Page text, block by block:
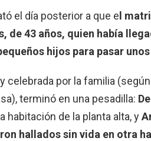
el día posterior a que el
de 43 años, quien había
hijos para pasar
celebrada por la familia
terminó en una pesadilla:
habitación de la planta alta, y
hallados sin vida en otra